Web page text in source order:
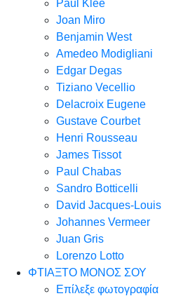
Paul Klee
Joan Miro
Benjamin West
Amedeo Modigliani
Edgar Degas
Tiziano Vecellio
Delacroix Eugene
Gustave Courbet
Henri Rousseau
James Tissot
Paul Chabas
Sandro Botticelli
David Jacques-Louis
Johannes Vermeer
Juan Gris
Lorenzo Lotto
ΦΤΙΑΞΤΟ ΜΟΝΟΣ ΣΟΥ
Επίλεξε φωτογραφία